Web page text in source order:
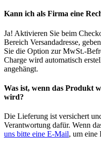
Kann ich als Firma eine
Ja! Aktivieren Sie beim
Bereich Versandadresse,
Sie die Option zur MwSt.-
Charge wird automatisch
angehängt.
Was ist, wenn das Produkt
wird?
Die Lieferung ist versichert
Verantwortung dafür. Wenn
uns bitte eine E-Mail, um eine